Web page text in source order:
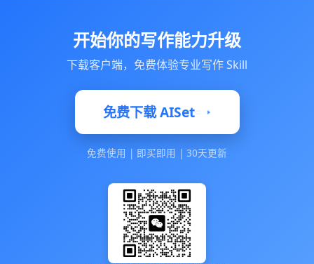
开始你的写作能力升级
下载客户端，免费体验专业写作 Skill
免费下载 AISet
免费使用 | 即买即用 | 30天更新